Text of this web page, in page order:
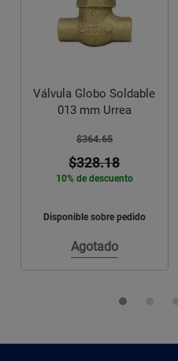
½ Rugo
$306.73
$276.06